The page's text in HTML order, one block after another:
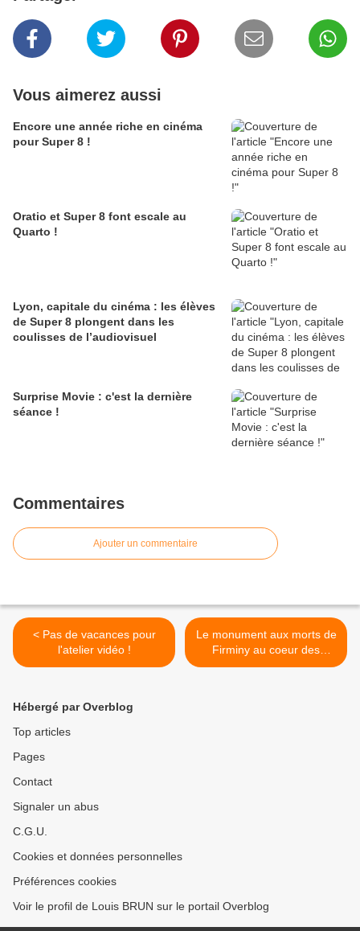
Vous aimerez aussi
Encore une année riche en cinéma
pour Super 8 !
Oratio et Super 8 font escale au
Quarto !
Lyon, capitale du cinéma : les élèves
de Super 8 plongent dans les
coulisses de l’audiovisuel
Surprise Movie : c'est la dernière
séance !
Commentaires
Ajouter un commentaire
< Pas de vacances pour
l'atelier vidéo !
Le monument aux morts de
Firminy au coeur des
polémiques >
Hébergé par Overblog
Top articles
Pages
Contact
Signaler un abus
C.G.U.
Cookies et données personnelles
Préférences cookies
Voir le profil de Louis BRUN sur le portail Overblog